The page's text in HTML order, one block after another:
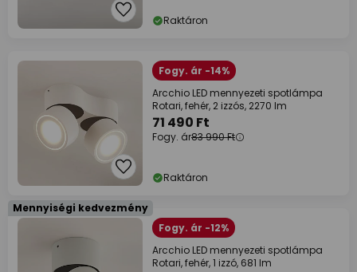
Raktáron
Fogy. ár -14%
Arcchio LED mennyezeti spotlámpa
Rotari, fehér, 2 izzós, 2270 lm
71 490 Ft
Fogy. ár83 990 Ft
Raktáron
Mennyiségi kedvezmény
Fogy. ár -12%
Arcchio LED mennyezeti spotlámpa
Rotari, fehér, 1 izzó, 681 lm